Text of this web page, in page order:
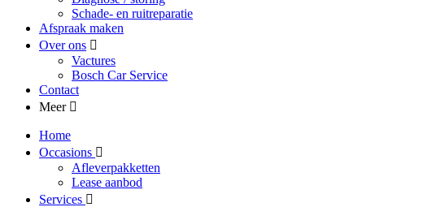
Schade- en ruitreparatie
Afspraak maken
Over ons
Vactures
Bosch Car Service
Contact
Meer
Home
Occasions
Afleverpakketten
Lease aanbod
Services